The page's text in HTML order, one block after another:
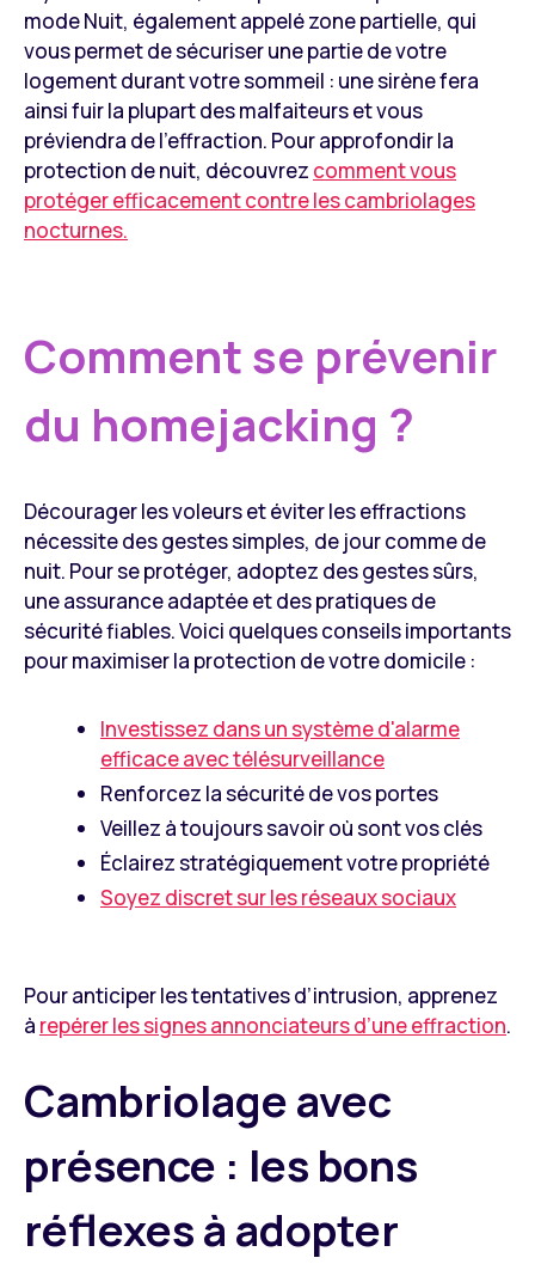
mode Nuit, également appelé zone partielle, qui
vous permet de sécuriser une partie de votre
logement durant votre sommeil : une sirène fera
ainsi fuir la plupart des malfaiteurs et vous
préviendra de l’effraction. Pour approfondir la
protection de nuit, découvrez comment vous
protéger efficacement contre les cambriolages
nocturnes.
Comment se prévenir
du homejacking ?
Décourager les voleurs et éviter les effractions
nécessite des gestes simples, de jour comme de
nuit. Pour se protéger, adoptez des gestes sûrs,
une assurance adaptée et des pratiques de
sécurité fiables. Voici quelques conseils importants
pour maximiser la protection de votre domicile :
Investissez dans un système d'alarme
efficace avec télésurveillance
Renforcez la sécurité de vos portes
Veillez à toujours savoir où sont vos clés
Éclairez stratégiquement votre propriété
Soyez discret sur les réseaux sociaux
Pour anticiper les tentatives d’intrusion, apprenez
à repérer les signes annonciateurs d’une effraction.
Cambriolage avec
présence : les bons
réflexes à adopter